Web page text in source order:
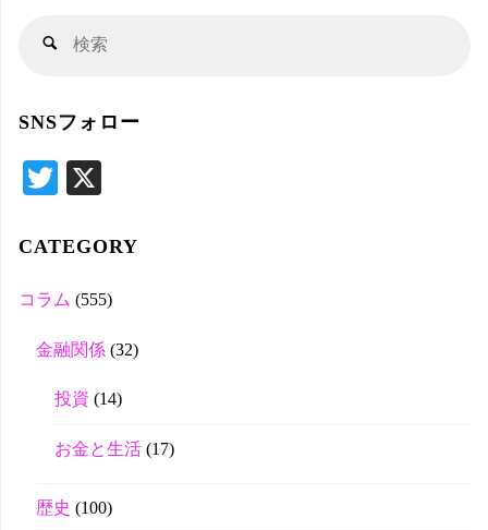
検
SNSフォロー
T
tte
r
CATEGORY
コラム (555)
金融関係 (32)
投資 (14)
お金と生活(17)
歴史 (100)